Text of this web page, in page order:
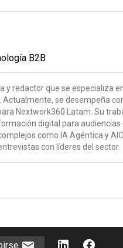
B2B
y redactor que se especializa
se desempeña
Nextwork360 Latam. Su
digital para
como IA Agéntica y
con líderes del sector.